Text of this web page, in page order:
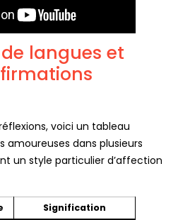
langues et
voici un tableau
amoureuses dans plusieurs
un style particulier d’affection
Signification